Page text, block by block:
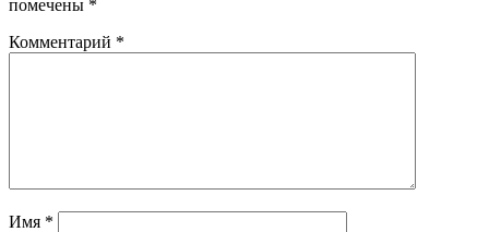
помечены *
Комментарий *
Имя *